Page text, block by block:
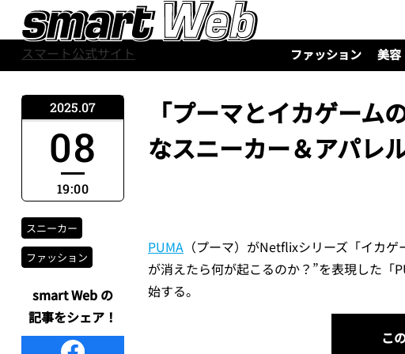
スマート公式サイト
ファッション
美容
「プーマとイカゲー
なスニーカー＆アパレ
PUMA （プーマ）がNetflixシリーズ「イカ
が消えたら何が起こるのか？”を表現した「
始する。
こ
2025.07
08
19:00
スニーカー
ファッション
smart Web の
記事をシェア！